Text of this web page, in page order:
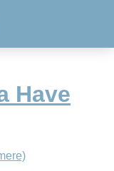
Have